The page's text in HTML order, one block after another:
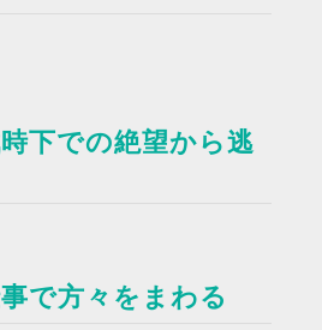
下での絶望から逃
で方々をまわる